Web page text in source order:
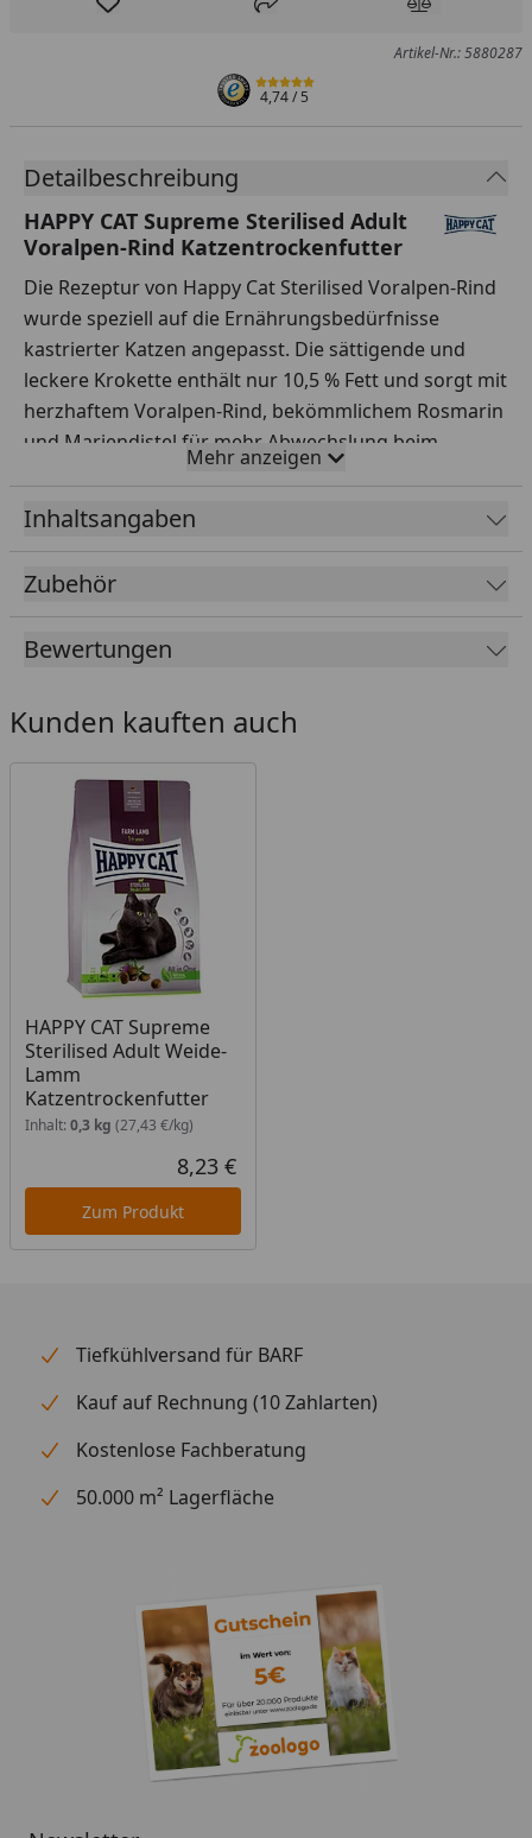
Produkt zur Wunschliste hinzufügen
Teilen Produkt
Artikel-Nr.: 5880287
4,74/ 5
Detailbeschreibung
HAPPY CAT Supreme Sterilised Adult
Voralpen-Rind Katzentrockenfutter
Die Rezeptur von Happy Cat Sterilised Voralpen-Rind
wurde speziell auf die Ernährungsbedürfnisse
kastrierter Katzen angepasst. Die sättigende und
leckere Krokette enthält nur 10,5 % Fett und sorgt mit
herzhaftem Voralpen-Rind, bekömmlichem Rosmarin
und Mariendistel für mehr Abwechslung beim
Die Struktur der großen Krokette hilft bei der
Fütterungsempfehlung
3 kg 40 g
4 kg 50 g
65 g
80 g
Mehr anzeigen
Inhaltsangaben
Zubehör
Bewertungen
Kunden kauften auch
HAPPY CAT Supreme
Sterilised Adult Weide-
Lamm
Katzentrockenfutter
Inhalt: 0,3 kg (27,43 €/kg)
Aktueller Preis
8,23 €
Zum Produkt
Tiefkühlversand für BARF
Kauf auf Rechnung (10 Zahlarten)
Kostenlose Fachberatung
50.000 m² Lagerfläche